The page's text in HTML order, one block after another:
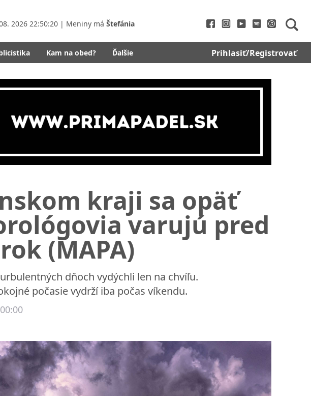
2026 22:50:22 | Meniny má Štefánia
Kam na obed? Ďalšie Prihlasiť/Registrovať
kraji sa opäť
varujú pred
(MAPA)
dňoch vydýchli len na chvíľu.
počasie vydrží iba počas víkendu.